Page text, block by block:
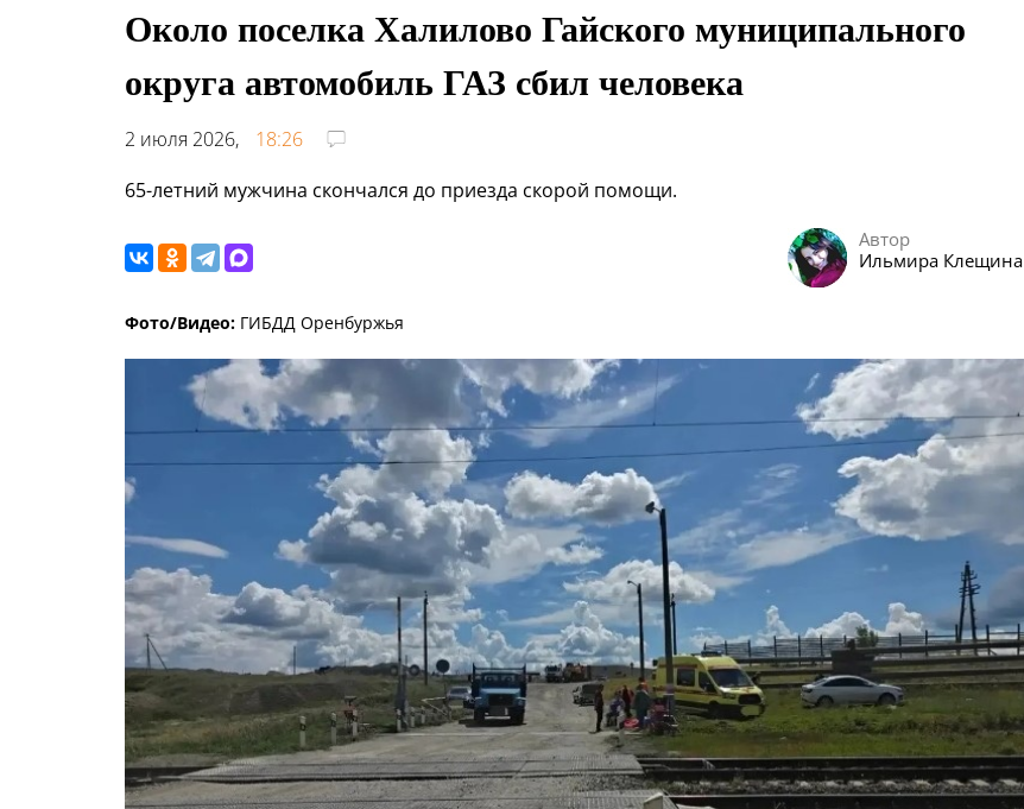
Около поселка Халилово Гайского муниципального
округа автомобиль ГАЗ сбил человека
2 июля 2026,
18:26
65-летний мужчина скончался до приезда скорой помощи.
Автор
Ильмира Клещина
Фото/Видео: ГИБДД Оренбуржья